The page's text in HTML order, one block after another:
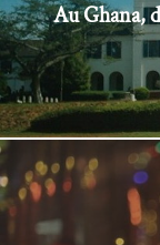
Au Ghana,